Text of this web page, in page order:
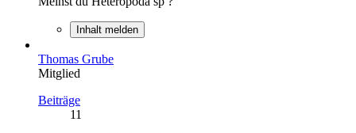
Inhalt melden
Thomas Grube
Mitglied
Beiträge
11